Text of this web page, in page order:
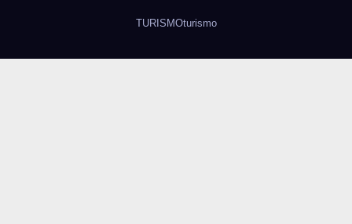
TURISMOturismo